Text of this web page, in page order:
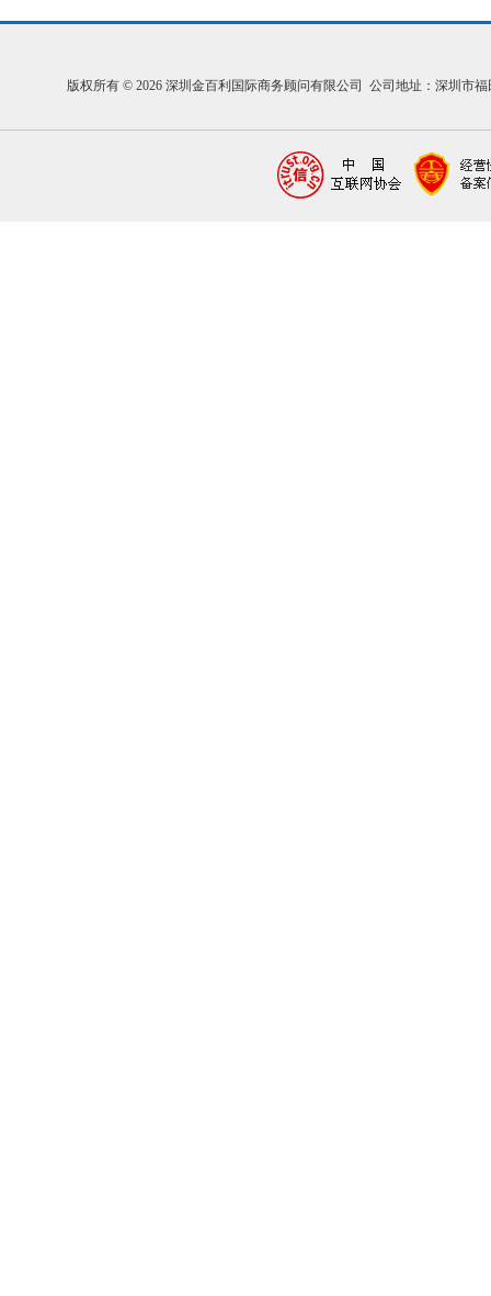
版权所有 © 2026 深圳金百利国际商务顾问有限公司 公司地址：深圳市